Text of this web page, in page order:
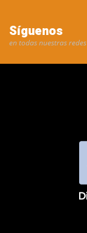
Síguenos
en todas nuestras redes